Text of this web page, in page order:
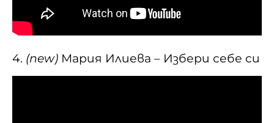
4. (new) Мария Илиева – Избери себе си